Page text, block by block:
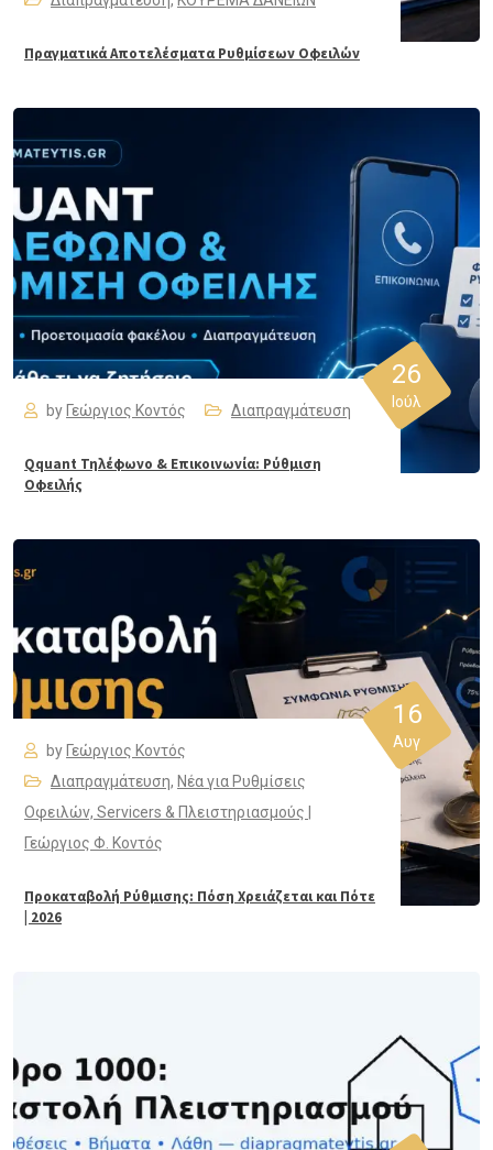
Πραγματικά Αποτελέσματα Ρυθμίσεων Οφειλών
by Γεώργιος Κοντός Διαπραγμάτευση
Qquant Τηλέφωνο & Επικοινωνία: Ρύθμιση
Οφειλής
26
Ιούλ
byΓεώργιος Κοντός
Διαπραγμάτευση, Νέα για Ρυθμίσεις
Οφειλών, Servicers & Πλειστηριασμούς |
Γεώργιος Φ. Κοντός
Προκαταβολή Ρύθμισης: Πόση Χρειάζεται και Πότε
| 2026
16
Αυγ